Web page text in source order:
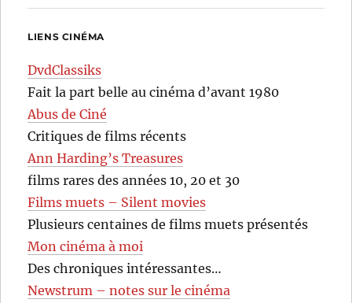
LIENS CINÉMA
DvdClassiks
Fait la part belle au cinéma d’avant 1980
Abus de Ciné
Critiques de films récents
Ann Harding’s Treasures
films rares des années 10, 20 et 30
Films muets – Silent movies
Plusieurs centaines de films muets présentés
Mon cinéma à moi
Des chroniques intéressantes…
Newstrum – notes sur le cinéma